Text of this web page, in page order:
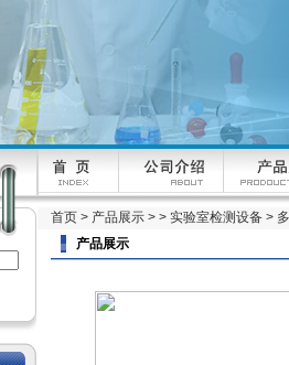
首页 > 产品展示 > > 实验室检测设备 >
产品展示